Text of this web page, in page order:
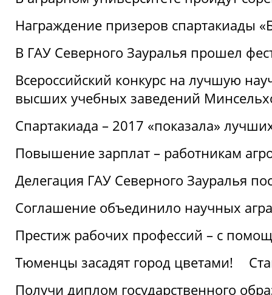
Награждение призеров спартакиады
В ГАУ Северного Зауралья прошел
Всероссийский конкурс на лучшую
высших учебных заведений
Спартакиада – 2017 «показала»
Повышение зарплат – работникам
Делегация ГАУ Северного Зауралья
Соглашение объединило научных
Престиж рабочих профессий – с
Тюменцы засадят город цветами!
Получи диплом государственного